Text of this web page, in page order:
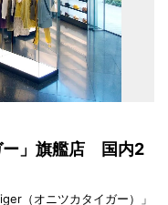
ー」旗艦店 国内2
（オニツカタイガー）」